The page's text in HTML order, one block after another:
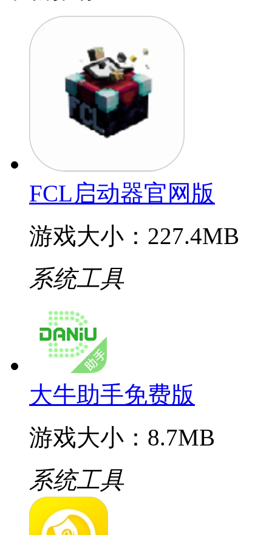
FCL启动器官网版
游戏大小：227.4MB
系统工具
大牛助手免费版
游戏大小：8.7MB
系统工具